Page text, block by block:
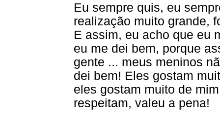
Eu sempre quis, eu
realização muito grande,
E assim, eu acho que eu
eu me dei bem, porque
gente ... meus meninos
dei bem! Eles gostam
eles gostam muito de
respeitam, valeu a pena!